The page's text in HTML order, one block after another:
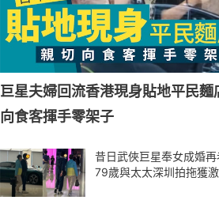
巨星夫婦回流香港現身貼地平民
向食客揮手零架子
昔日武俠巨星奉女成婚
79歲與太太深圳拍拖獲